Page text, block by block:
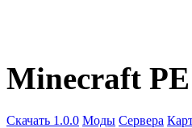
Minecraft PE
Скачать 1.0.0 Моды Сервера